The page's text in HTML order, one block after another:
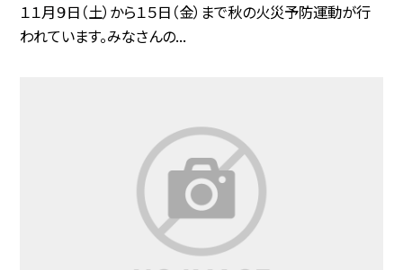
１１月９日（土）から１５日（金）まで秋の火災予防運動が行
われています。みなさんの...